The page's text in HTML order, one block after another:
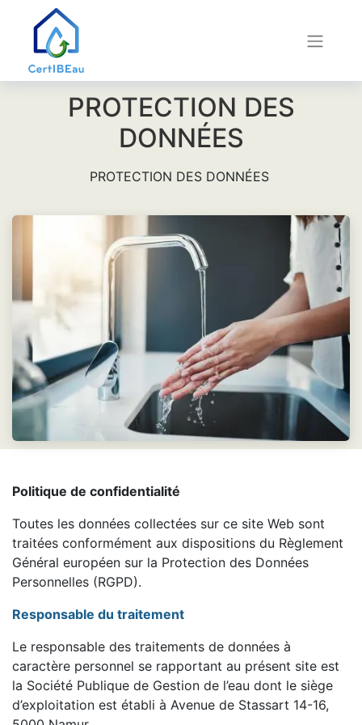
PROTECTION DES
DONNÉES
PROTECTION DES DONNÉES
Politique de confidentialité
Toutes les données collectées sur ce site Web sont
traitées conformément aux dispositions du Règlement
Général européen sur la Protection des Données
Personnelles (RGPD).
Responsable du traitement
Le responsable des traitements de données à
caractère personnel se rapportant au présent site est
la Société Publique de Gestion de l’eau dont le siège
d’exploitation est établi à Avenue de Stassart 14-16,